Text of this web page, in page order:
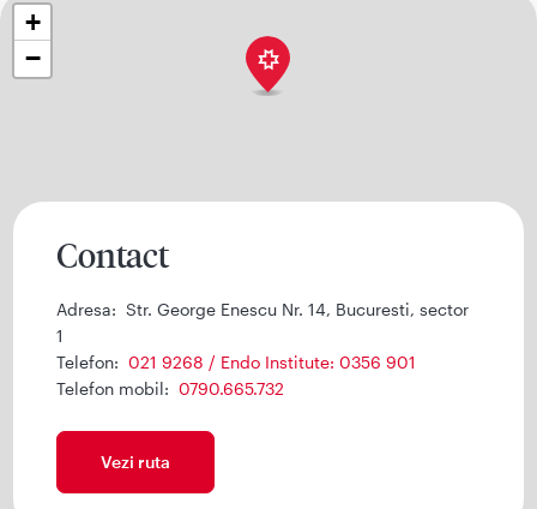
+
−
Contact
Adresa: Str. George Enescu Nr. 14, Bucuresti, sector
1
Telefon: 021 9268 / Endo Institute: 0356 901
Telefon mobil: 0790.665.732
Vezi ruta